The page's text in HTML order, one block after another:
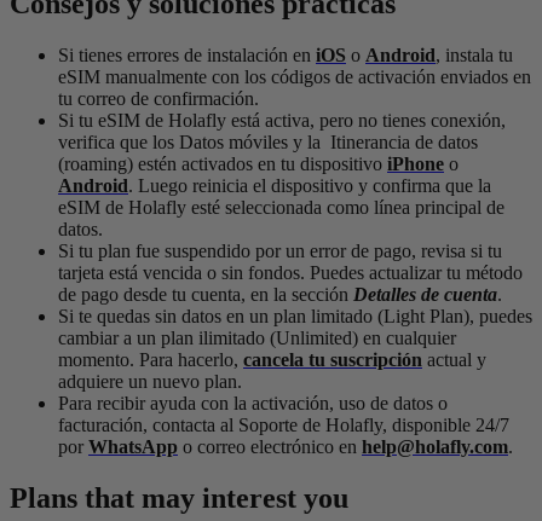
Si tienes errores de instalación en iOS o Android, instala tu
eSIM manualmente con los códigos de activación enviados en
tu correo de confirmación.
Si tu eSIM de Holafly está activa, pero no tienes conexión,
verifica que los Datos móviles y la Itinerancia de datos
(roaming) estén activados en tu dispositivo iPhone o
Android. Luego reinicia el dispositivo y confirma que la
eSIM de Holafly esté seleccionada como línea principal de
datos.
Si tu plan fue suspendido por un error de pago, revisa si tu
tarjeta está vencida o sin fondos. Puedes actualizar tu método
de pago desde tu cuenta, en la sección Detalles de cuenta.
Si te quedas sin datos en un plan limitado (Light Plan), puedes
cambiar a un plan ilimitado (Unlimited) en cualquier
momento. Para hacerlo, cancela tu suscripción actual y
adquiere un nuevo plan.
Para recibir ayuda con la activación, uso de datos o
facturación, contacta al Soporte de Holafly, disponible 24/7
por WhatsApp o correo electrónico en help@holafly.com.
Plans that may interest you